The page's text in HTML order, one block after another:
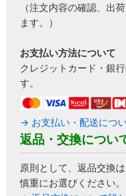
（注文内容の確認、出
ます。）
お支払い方法について
クレジットカード・銀
す。
→ お支払い・配送につ
返品・交換につい
原則として、返品交換
慎重にお選びください。